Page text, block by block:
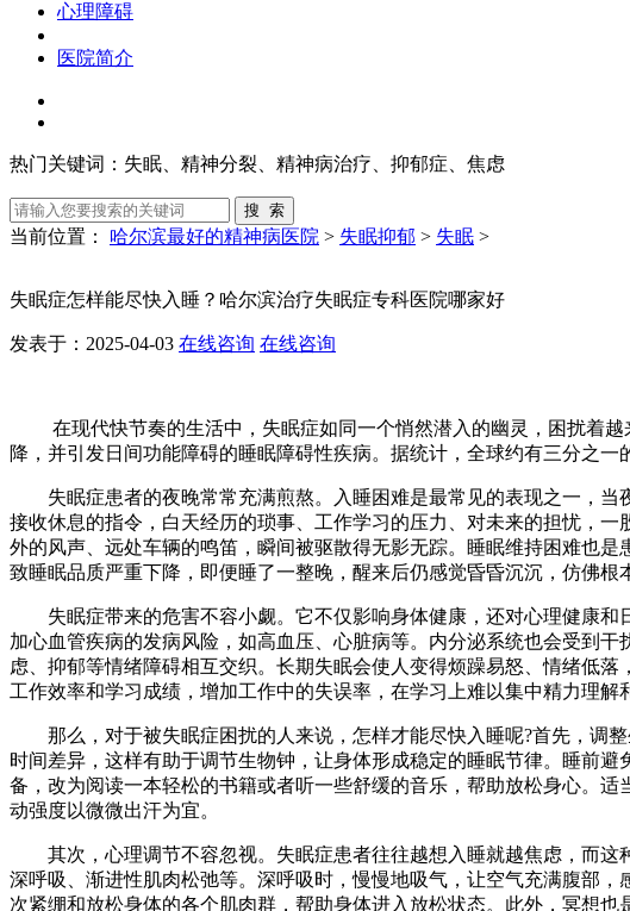
心理障碍
医院简介
热门关键词： 失眠、精神分裂、精神病治疗、抑郁症、焦虑
当前位置： 哈尔滨最好的精神病医院 > 失眠抑郁 > 失眠 >
失眠症怎样能尽快入睡？哈尔滨治疗失眠症专科医院哪家好
发表于：2025-04-03 在线咨询 在线咨询
在现代快节奏的生活中，失眠症如同一个悄然潜入的幽灵，困扰着越
降，并引发日间功能障碍的睡眠障碍性疾病。据统计，全球约有三分之
失眠症患者的夜晚常常充满煎熬。入睡困难是最常见的表现之一，当
接收休息的指令，白天经历的琐事、工作学习的压力、对未来的担忧，
外的风声、远处车辆的鸣笛，瞬间被驱散得无影无踪。睡眠维持困难也
致睡眠品质严重下降，即便睡了一整晚，醒来后仍感觉昏昏沉沉，仿佛根
失眠症带来的危害不容小觑。它不仅影响身体健康，还对心理健康和
加心血管疾病的发病风险，如高血压、心脏病等。内分泌系统也会受到
虑、抑郁等情绪障碍相互交织。长期失眠会使人变得烦躁易怒、情绪低
工作效率和学习成绩，增加工作中的失误率，在学习上难以集中精力理
那么，对于被失眠症困扰的人来说，怎样才能尽快入睡呢?首先，调整
时间差异，这样有助于调节生物钟，让身体形成稳定的睡眠节律。睡前
备，改为阅读一本轻松的书籍或者听一些舒缓的音乐，帮助放松身心。
动强度以微微出汗为宜。​
其次，心理调节不容忽视。失眠症患者往往越想入睡就越焦虑，而这
深呼吸、渐进性肌肉松弛等。深呼吸时，慢慢地吸气，让空气充满腹部
次紧绷和放松身体的各个肌肉群，帮助身体进入放松状态。此外，冥想